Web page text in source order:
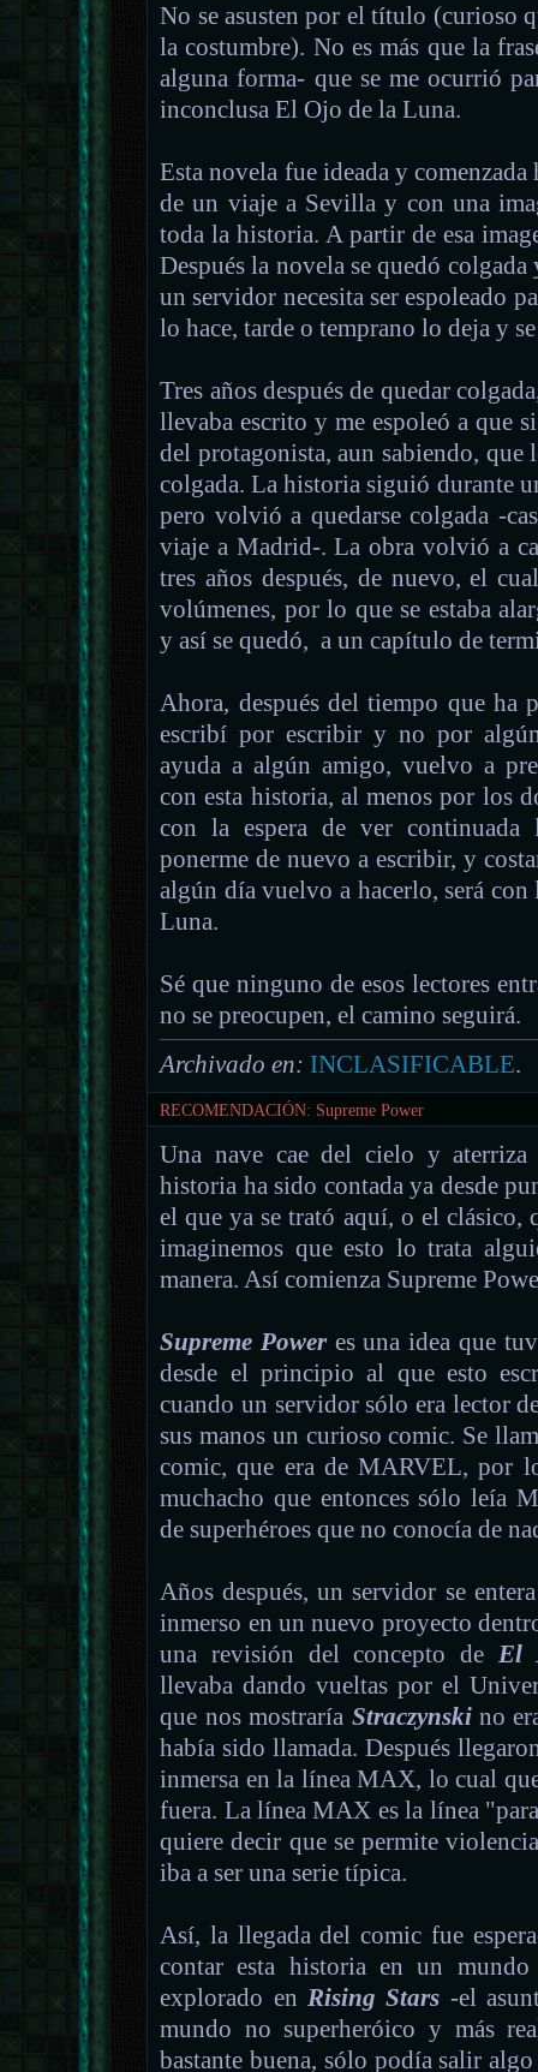
No se asusten por el título (curioso
la costumbre). No es más que la
alguna forma- que se me ocurrió
inconclusa El Ojo de la Luna.
Esta novela fue ideada y comenzada
de un viaje a Sevilla y con una
toda la historia. A partir de esa
Después la novela se quedó
un servidor necesita ser espoleado
lo hace, tarde o temprano lo deja y
Tres años después de quedar
llevaba escrito y me espoleó a que
del protagonista, aun sabiendo, que
colgada. La historia siguió durante
pero volvió a quedarse colgada -
viaje a Madrid-. La obra volvió a
tres años después, de nuevo, el
volúmenes, por lo que se estaba
y así se quedó, a un capítulo de
Ahora, después del tiempo que ha
escribí por escribir y no por
ayuda a algún amigo, vuelvo a
con esta historia, al menos por los
con la espera de ver continuada
ponerme de nuevo a escribir, y
algún día vuelvo a hacerlo, será
Luna.
Sé que ninguno de esos lectores
no se preocupen, el camino seguirá.
Archivado en: INCLASIFICABLE.
RECOMENDACIÓN: Supreme Power
Una nave cae del cielo y
historia ha sido contada ya desde
el que ya se trató aquí, o el clásico,
imaginemos que esto lo trata
manera. Así comienza Supreme
Supreme Poweres una idea que
desde el principio al que esto
cuando un servidor sólo era lector
sus manos un curioso comic. Se
comic, que era de MARVEL, por
muchacho que entonces sólo leía
de superhéroes que no conocía de
Años después, un servidor se
inmerso en un nuevo proyecto
una revisión del concepto de El
llevaba dando vueltas por el
que nos mostraría Straczynskino
había sido llamada. Después
inmersa en la línea MAX, lo cual
fuera. La línea MAX es la línea
quiere decir que se permite
iba a ser una serie típica.
Así, la llegada del comic fue
contar esta historia en un
explorado en Rising Stars -el
mundo no superheróico y más
bastante buena, sólo podía salir